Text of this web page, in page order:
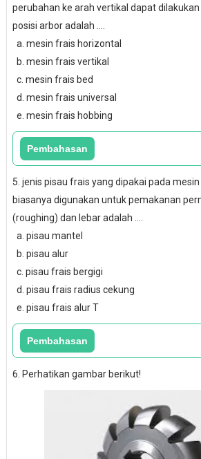
perubahan ke arah vertikal dapat
posisi arbor adalah ....
a. mesin frais horizontal
b. mesin frais vertikal
c. mesin frais bed
d. mesin frais universal
e. mesin frais hobbing
5. jenis pisau frais yang dipakai pada
biasanya digunakan untuk pemakanan
(roughing) dan lebar adalah ....
a. pisau mantel
b. pisau alur
c. pisau frais bergigi
d. pisau frais radius cekung
e. pisau frais alur T
6. Perhatikan gambar berikut!